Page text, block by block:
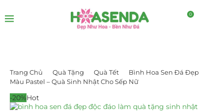
0
Trang Chủ Quà Tặng Quà Tết
Bình Hoa Sen Đá Đẹp
Màu Pastel – Quà Sinh Nhật Cho Sếp Nữ
-20%Hot